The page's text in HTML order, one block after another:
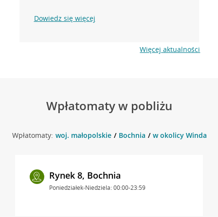
Dowiedz się więcej
Więcej aktualności
Wpłatomaty w pobliżu
Wpłatomaty: woj. małopolskie Bochnia w okolicy
Rynek 8, Bochnia
Poniedziałek-Niedziela: 00:00-23:59